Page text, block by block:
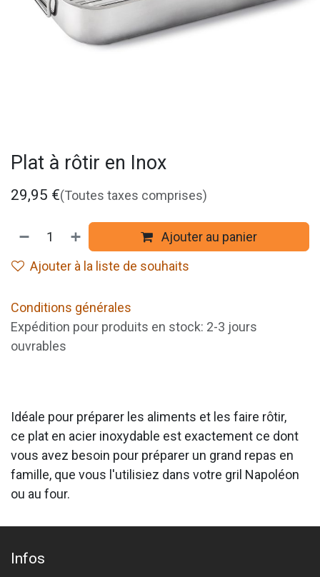
Plat à rôtir en Inox
29,95 €(Toutes taxes comprises)
Ajouter au panier
Ajouter à la liste de souhaits
Conditions générales
Expédition pour produits en stock: 2-3 jours
ouvrables
Idéale pour préparer les aliments et les faire rôtir,
ce plat en acier inoxydable est exactement ce dont
vous avez besoin pour préparer un grand repas en
famille, que vous l'utilisiez dans votre gril Napoléon
ou au four.
Infos